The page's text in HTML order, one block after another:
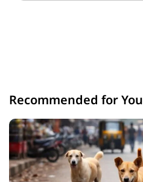
Recommended for You